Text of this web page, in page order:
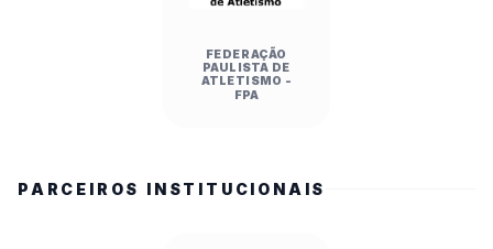
FEDERAÇÃO
PAULISTA DE
ATLETISMO -
FPA
PARCEIROS INSTITUCIONAIS